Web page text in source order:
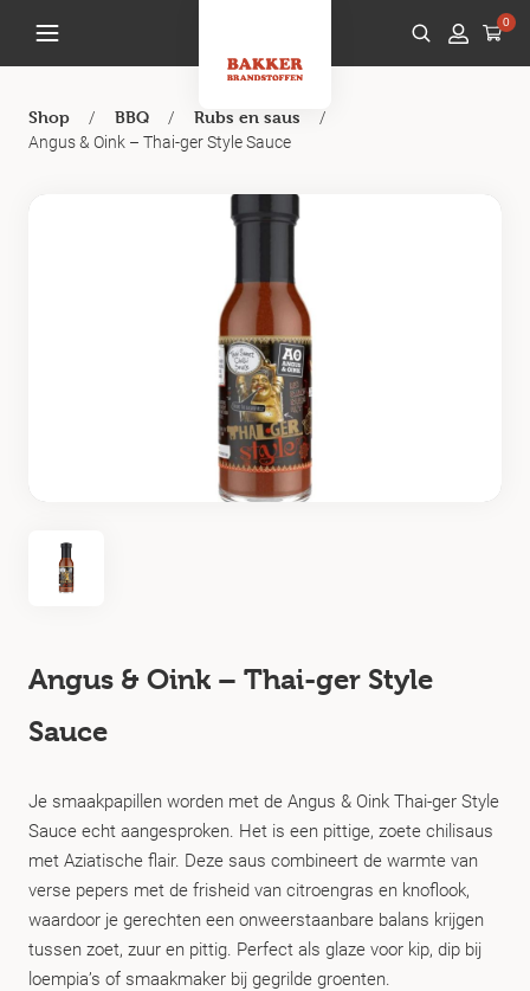
0
Shop / BBQ / Rubs en saus
/
Angus & Oink – Thai-ger Style Sauce
Angus & Oink – Thai-ger Style
Sauce
Je smaakpapillen worden met de Angus & Oink Thai-ger Style
Sauce echt aangesproken. Het is een pittige, zoete chilisaus
met Aziatische flair. Deze saus combineert de warmte van
verse pepers met de frisheid van citroengras en knoflook,
waardoor je gerechten een onweerstaanbare balans krijgen
tussen zoet, zuur en pittig. Perfect als glaze voor kip, dip bij
loempia’s of smaakmaker bij gegrilde groenten.